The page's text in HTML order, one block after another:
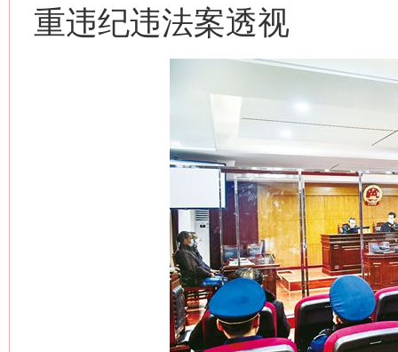
重违纪违法案透视